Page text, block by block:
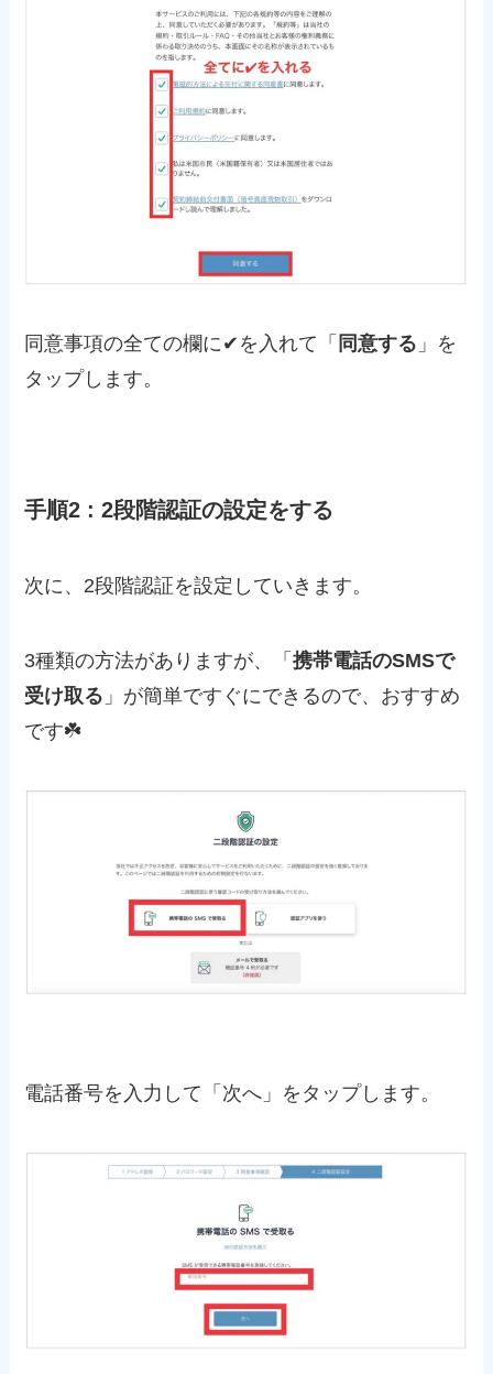
同意事項の全ての欄に✔︎を入れて「 同意する 」を
タップします。
手順2 : 2段階認証の設定をする
次に、2段階認証を設定していきます。
3種類の方法がありますが、「携帯電話のSMSで
受け取る 」が簡単ですぐにできるので、おすすめ
です☘️
電話番号を入力して「次へ」をタップします。